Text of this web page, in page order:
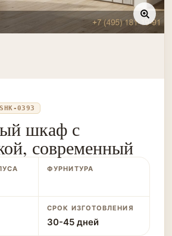
0393
шкаф с
современный
ФУРНИТУРА
СРОК ИЗГОТОВЛЕНИЯ
30-45 дней